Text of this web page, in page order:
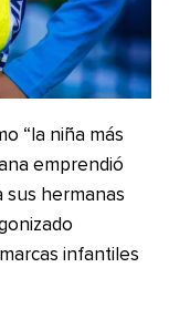
“la niña más
emprendió
sus hermanas
infantiles